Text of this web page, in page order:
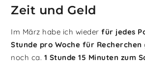
Zeit und Geld
Im März habe ich wiederfür jedes
Stunde pro Woche für Recherchen
noch ca. 1 Stunde 15 Minuten zum